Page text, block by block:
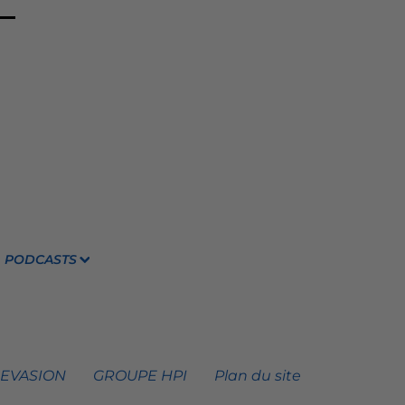
PODCASTS
GROUPE HPI Plan du site